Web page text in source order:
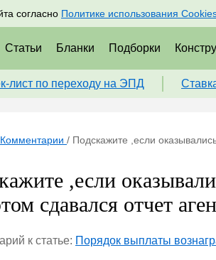
согласно Политике использования
Подписаться
Статьи Бланки Подборки
лист по переходу на ЭПД
Комментарии / Подскажите ,если
,если
сдавался отчет
к статье: Порядок выплаты